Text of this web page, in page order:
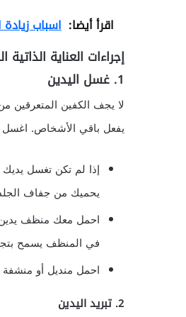
اقرأ أيضا: اسباب
إجراءات العناية الذاتية
1. غسل اليدين
لا يجف الكفين المتعرقين
يفعل باقي الأشخاص. اغسل
إذا لم تكن تغسل
يحميك من جفاف
احمل معك منظف يدين
في المنظف يسمح
احمل منديل أو
2. تبريد اليدين